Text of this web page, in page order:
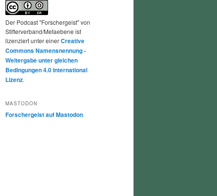
Der Podcast "Forschergeist" von
Stifterverband/Metaebene ist
lizenziert unter einerCreative
Commons Namensnennung -
Weitergabe unter gleichen
Bedingungen 4.0 International
Lizenz.
MASTODON
Forschergeist auf Mastodon